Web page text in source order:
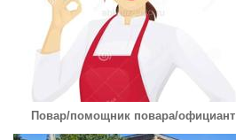
Повар/помощник повара/официант